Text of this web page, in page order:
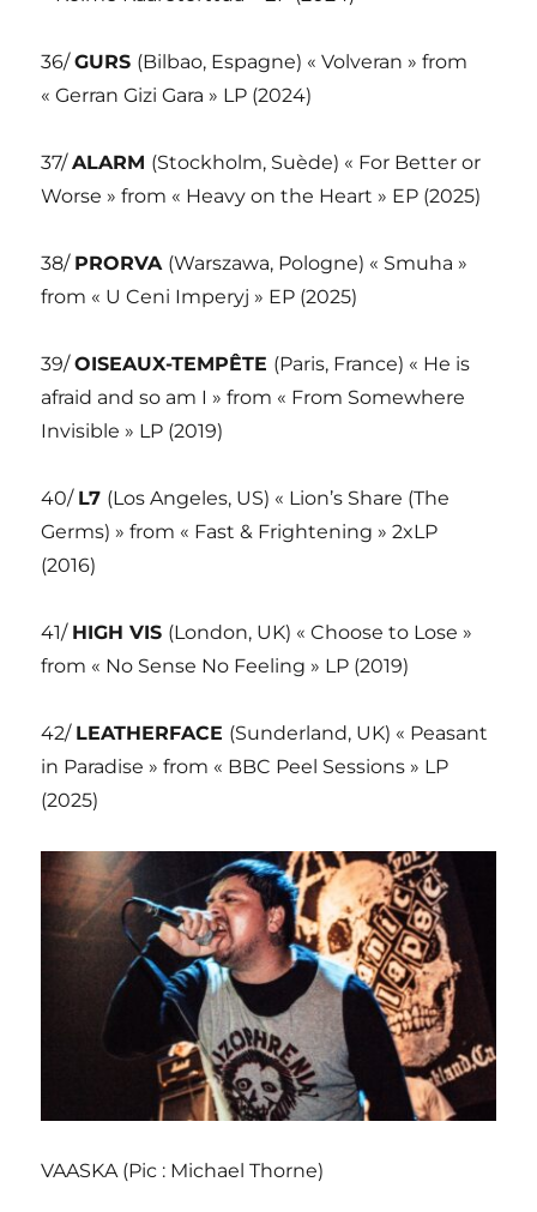
36/GURS (Bilbao, Espagne) « Volveran » from
« Gerran Gizi Gara » LP (2024)
37/ALARM (Stockholm, Suède) « For Better or
Worse » from « Heavy on the Heart » EP (2025)
38/ PRORVA (Warszawa, Pologne) « Smuha »
from « U Ceni Imperyj » EP (2025)
39/OISEAUX-TEMPÊTE (Paris, France) « He is
afraid and so am I » from « From Somewhere
Invisible » LP (2019)
40/ L7 (Los Angeles, US) « Lion’s Share (The
Germs) » from « Fast & Frightening » 2xLP
(2016)
41/ HIGH VIS (London, UK) « Choose to Lose »
from « No Sense No Feeling » LP (2019)
42/ LEATHERFACE (Sunderland, UK) « Peasant
in Paradise » from « BBC Peel Sessions » LP
(2025)
VAASKA (Pic : Michael Thorne)